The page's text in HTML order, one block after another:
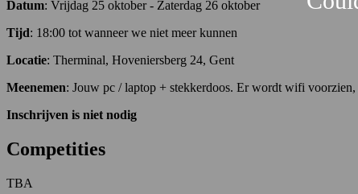
Datum: Vrijdag 25 oktober - Zaterdag 26 oktober
Tijd: 18:00 tot wanneer we niet meer kunnen
Locatie: Therminal, Hoveniersberg 24, Gent
Meenemen: Jouw pc / laptop + stekkerdoos. Er wordt wifi voorzien,
Inschrijven is niet nodig
Competities
TBA